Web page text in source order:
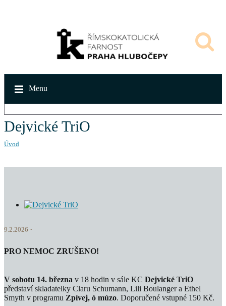
Menu
Dejvické TriO
Úvod
9.2.2026
PRO NEMOC ZRUŠENO!
V sobotu 14. března v 18 hodin v sále KC Dejvické TriO
představí skladatelky Claru Schumann, Lili Boulanger a Ethel
Smyth v programu Zpívej, ó múzo. Doporučené vstupné 150 Kč.